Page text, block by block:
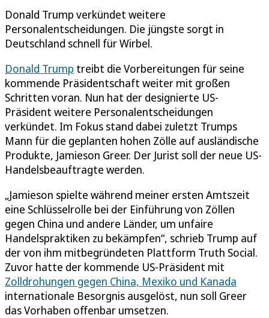
Donald Trump verkündet weitere
Personalentscheidungen. Die jüngste sorgt in
Deutschland schnell für Wirbel.
Donald Trump treibt die Vorbereitungen für seine
kommende Präsidentschaft weiter mit großen
Schritten voran. Nun hat der designierte US-
Präsident weitere Personalentscheidungen
verkündet. Im Fokus stand dabei zuletzt Trumps
Mann für die geplanten hohen Zölle auf ausländische
Produkte, Jamieson Greer. Der Jurist soll der neue US-
Handelsbeauftragte werden.
„Jamieson spielte während meiner ersten Amtszeit
eine Schlüsselrolle bei der Einführung von Zöllen
gegen China und andere Länder, um unfaire
Handelspraktiken zu bekämpfen“, schrieb Trump auf
der von ihm mitbegründeten Plattform Truth Social.
Zuvor hatte der kommende US-Präsident mit
Zolldrohungen gegen China, Mexiko und Kanada
internationale Besorgnis ausgelöst, nun soll Greer
das Vorhaben offenbar umsetzen.